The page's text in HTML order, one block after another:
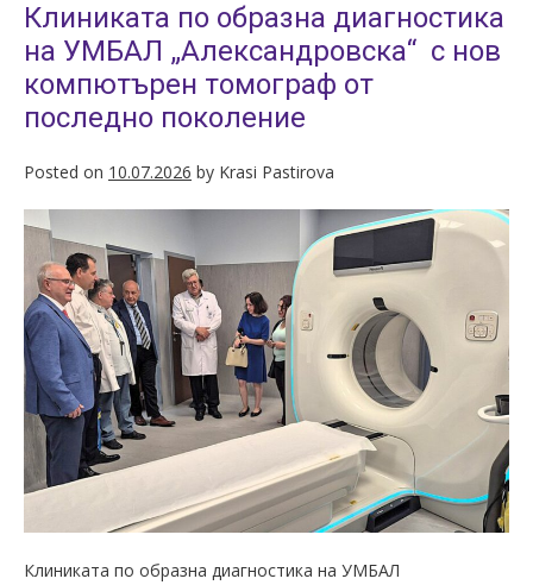
Клиниката по образна диагностика
на УМБАЛ „Александровска“ с нов
компютърен томограф от
последно поколение
Posted on 10.07.2026 by Krasi Pastirova
Клиниката по образна диагностика на УМБАЛ